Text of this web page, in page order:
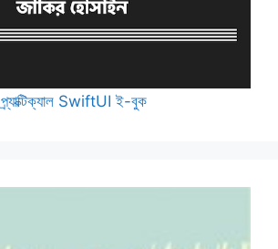
প্র্যাক্টিক্যাল SwiftUI ই-বুক